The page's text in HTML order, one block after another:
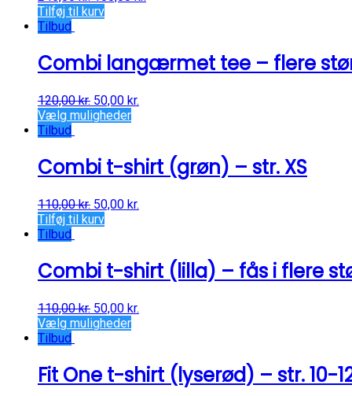
Tilføj til kurv
Tilbud
Combi langærmet tee – flere
120,00kr. 50,00 kr.
Vælg muligheder
Tilbud
Combi t-shirt (grøn) – str. XS
110,00kr. 50,00 kr.
Tilføj til kurv
Tilbud
Combi t-shirt (lilla) – fås i flere
110,00kr. 50,00 kr.
Vælg muligheder
Tilbud
Fit One t-shirt (lyserød) – str. 10-